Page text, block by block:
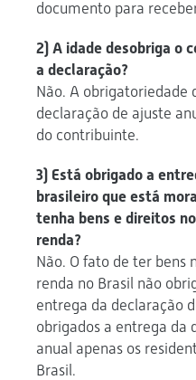
documento para
2) A idade desobriga o
a declaração?
Não. A obrigatoriedade
declaração de ajuste
do contribuinte.
3) Está obrigado a
brasileiro que está
tenha bens e direitos
renda?
Não. O fato de ter bens
renda no Brasil não
entrega da declaração
obrigados a entrega da
anual apenas os
Brasil.